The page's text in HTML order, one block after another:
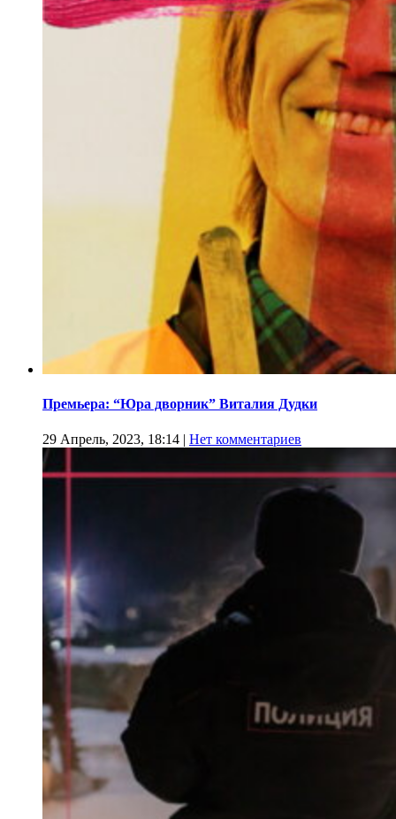
Премьера: “Юра дворник” Виталия Дудки
29 Апрель, 2023, 18:14 | Нет комментариев